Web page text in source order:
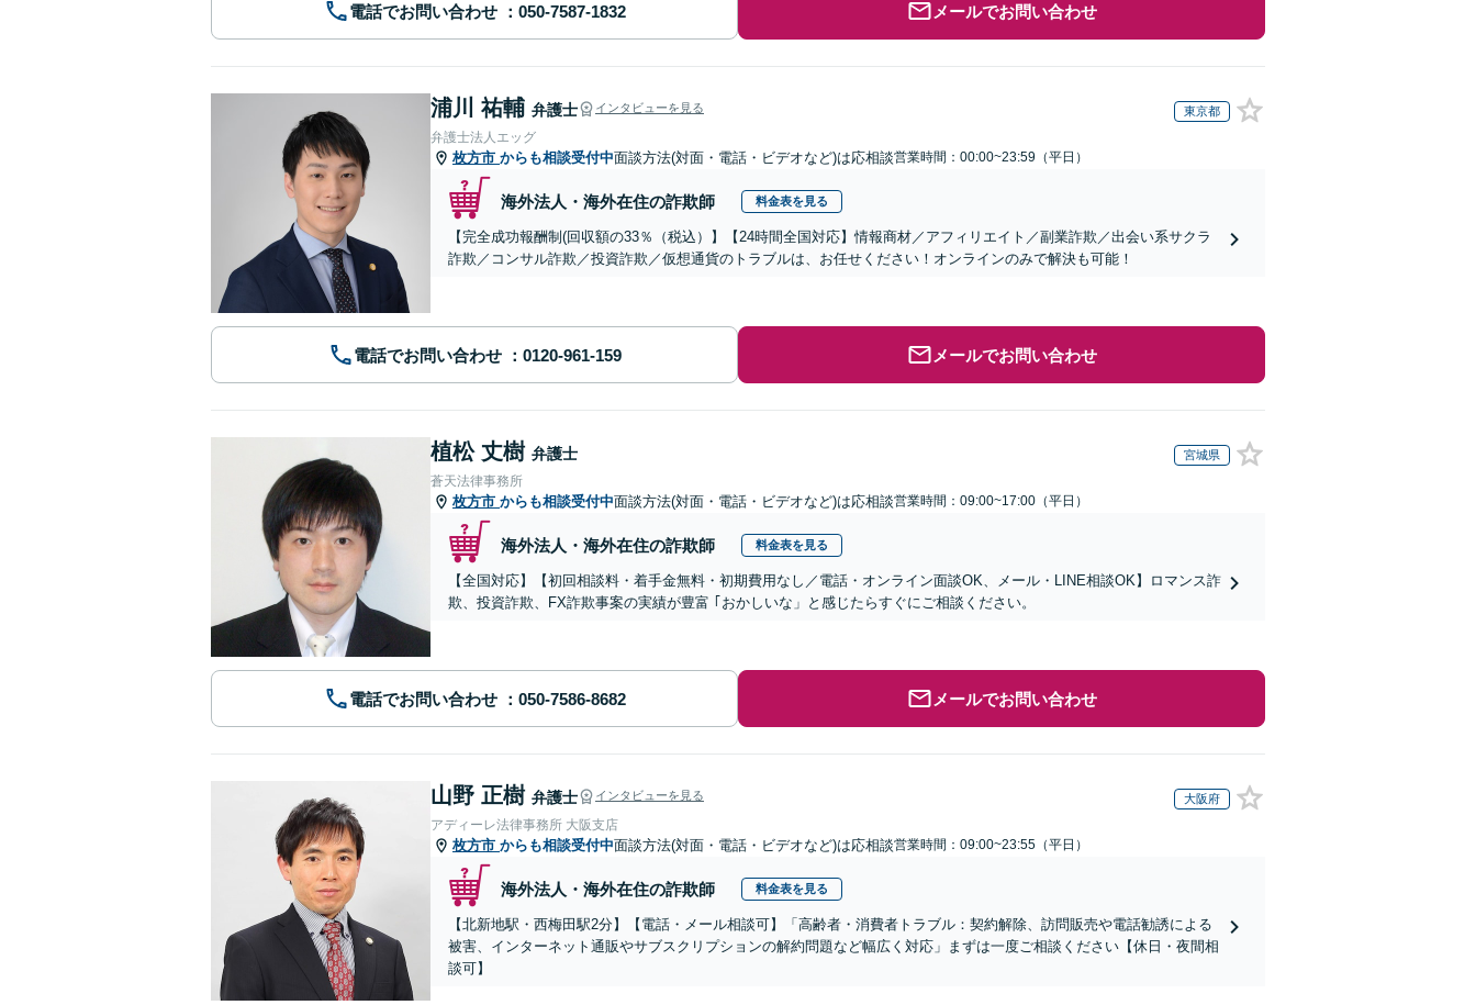
電話でお問い合わせ メールでお問い合わせ
浦川 祐輔 弁護士 インタビューを見る 東京都
弁護士法人エッグ
枚方市 からも相談受付中面談方法(対面・電話・ビデオなど)は応相談営業時間：00:00~23:59（平日）
海外法人・海外在住の詐欺師 料金表を見る
【完全成功報酬制(回収額の33％（税込）】【24時間全国対応】情報商材／アフィリエイト／副業詐欺／出会い系サクラ
詐欺／コンサル詐欺／投資詐欺／仮想通貨のトラブルは、お任せください！オンラインのみで解決も可能！
電話でお問い合わせ メールでお問い合わせ
植松 丈樹 弁護士 宮城県
蒼天法律事務所
枚方市 からも相談受付中面談方法(対面・電話・ビデオなど)は応相談営業時間：09:00~17:00（平日）
海外法人・海外在住の詐欺師 料金表を見る
【全国対応】【初回相談料・着手金無料・初期費用なし／電話・オンライン面談OK、メール・LINE相談OK】ロマンス詐
欺、投資詐欺、FX詐欺事案の実績が豊富 ｢おかしいな」と感じたらすぐにご相談ください。
電話でお問い合わせ メールでお問い合わせ
山野 正樹 弁護士 インタビューを見る 大阪府
アディーレ法律事務所 大阪支店
枚方市 からも相談受付中面談方法(対面・電話・ビデオなど)は応相談営業時間：09:00~23:55（平日）
海外法人・海外在住の詐欺師 料金表を見る
【北新地駅・西梅田駅2分】【電話・メール相談可】「高齢者・消費者トラブル：契約解除、訪問販売や電話勧誘による
被害、インターネット通販やサブスクリプションの解約問題など幅広く対応」まずは一度ご相談ください【休日・夜間相
談可】